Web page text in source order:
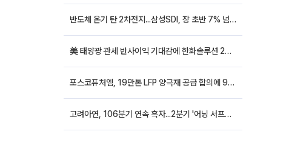
반도체 온기 탄 2차전지...삼성SDI, 장 초반 7% 넘게 껑충
美 태양광 관세 반사이익 기대감에 한화솔루션 20%대·OCI홀딩스 14%대 급등
포스코퓨처엠, 19만톤 LFP 양극재 공급 합의에 9%대 강세
고려아연, 106분기 연속 흑자...2분기 '어닝 서프라이즈'에 장 초반 12%대 강세